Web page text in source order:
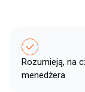
Rozumieją, na
menedżera​